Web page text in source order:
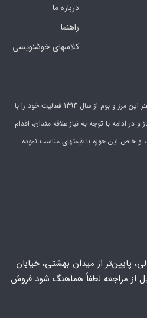
درباره ما
راهنما
کلاسهای خوشنویسی
تیم هنری کلک عشق با هدف اعتلای هنر این مرز و بوم از سال 1394 فعالیت خود را با
در ادامه با توجه به نیاز علاقه مندان، اقدام
و خاص این حوزه با قیمتهای مناسب نموده
پایین‌تر از میدان بهشتی، خیابان
از مراجعه لطفاً هماهنگ شود فروش